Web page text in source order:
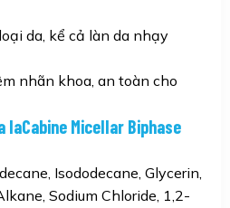
da, kể cả làn da nhạy
nhãn khoa, an toàn cho
laCabine Micellar Biphase
Isododecane, Glycerin,
Sodium Chloride, 1,2-